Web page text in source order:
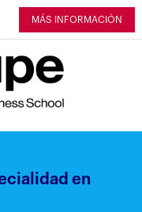
MÁS INFORMACIÓN
en